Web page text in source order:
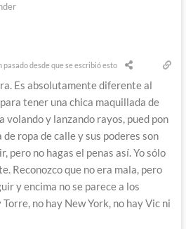
pasado desde que se escribió esto
Es absolutamente diferente al
tener una chica maquillada de
volando y lanzando rayos, pued pon
ropa de calle y sus poderes son
pero no hagas el penas así. Yo sólo
Reconozco que no era mala, pero
y encima no se parece a los
no hay New York, no hay Vic ni